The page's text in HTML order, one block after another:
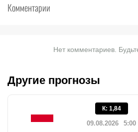
Комментарии
Нет комментариев.
Другие прогнозы
К: 1,84
09.08.2026 5:00